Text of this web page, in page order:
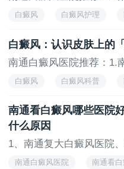
进而影响皮肤健康。富含
3. 抗氧化食物
•抗氧化剂：抗氧化
保护皮肤健康。富含抗
榴、绿茶、巧克力等。
4. 低脂饮食
•控制脂肪摄入：过
影响免疫系统的功能。
白癜风 白癜风护理
白癜风：认识皮肤上的
南通白癜风医院推荐：1.
白癜风 白癜风科普
南通看白癜风哪些医院
什么原因
1、南通复大白癜风医院
南通白癜风医院 南通看